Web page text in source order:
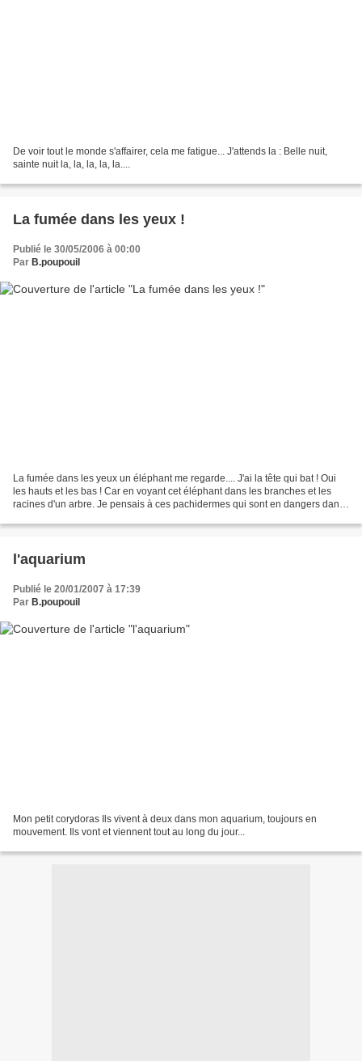
De voir tout le monde s'affairer, cela me fatigue... J'attends la : Belle nuit,
sainte nuit la, la, la, la, la....
La fumée dans les yeux !
Publié le 30/05/2006 à 00:00
Par B.poupouil
La fumée dans les yeux un éléphant me regarde.... J'ai la tête qui bat ! Oui
les hauts et les bas ! Car en voyant cet éléphant dans les branches et les
racines d'un arbre. Je pensais à ces pachidermes qui sont en dangers dans
l'aquarium
Publié le 20/01/2007 à 17:39
Par B.poupouil
Mon petit corydoras Ils vivent à deux dans mon aquarium, toujours en
mouvement. Ils vont et viennent tout au long du jour...